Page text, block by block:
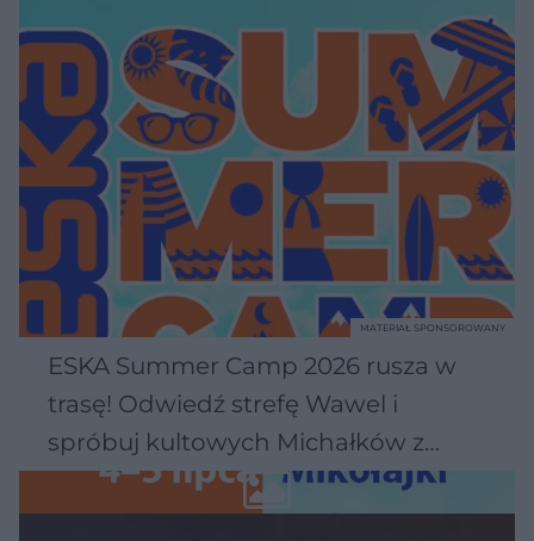
ESKA Summer Camp 2026 rusza w
trasę! Odwiedź strefę Wawel i
spróbuj kultowych Michałków z
Wawelu
MATERIAŁ SPONSOROWANY